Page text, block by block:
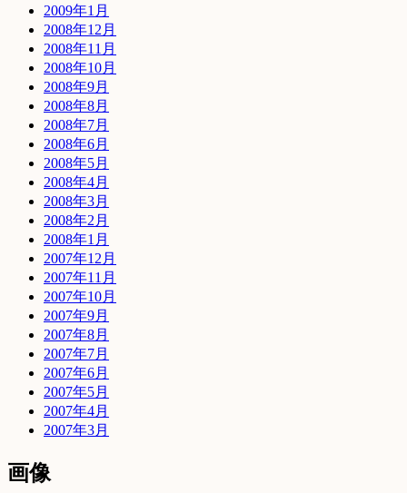
2009年1月
2008年12月
2008年11月
2008年10月
2008年9月
2008年8月
2008年7月
2008年6月
2008年5月
2008年4月
2008年3月
2008年2月
2008年1月
2007年12月
2007年11月
2007年10月
2007年9月
2007年8月
2007年7月
2007年6月
2007年5月
2007年4月
2007年3月
画像